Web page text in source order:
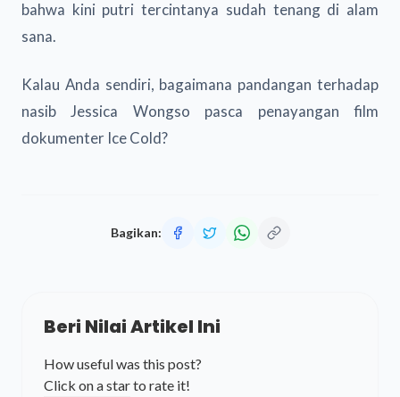
bahwa kini putri tercintanya sudah tenang di alam
sana.
Kalau Anda sendiri, bagaimana pandangan terhadap
nasib Jessica Wongso pasca penayangan film
dokumenter Ice Cold?
Bagikan:
Beri Nilai Artikel Ini
How useful was this post?
Click on a star to rate it!